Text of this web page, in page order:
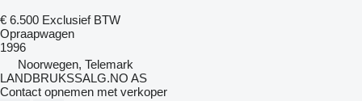
€ 6.500 Exclusief BTW
Opraapwagen
1996
Noorwegen, Telemark
LANDBRUKSSALG.NO AS
Contact opnemen met verkoper